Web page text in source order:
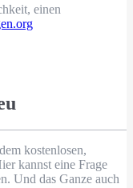
einen
kostenlosen,
kannst eine Frage
Und das Ganze auch